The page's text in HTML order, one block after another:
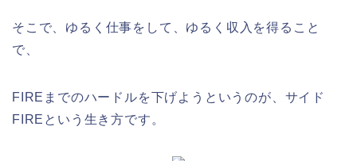
そこで、ゆるく仕事をして、ゆるく収入を得ること
で、
FIREまでのハードルを下げようというのが、サイド
FIREという生き方です。